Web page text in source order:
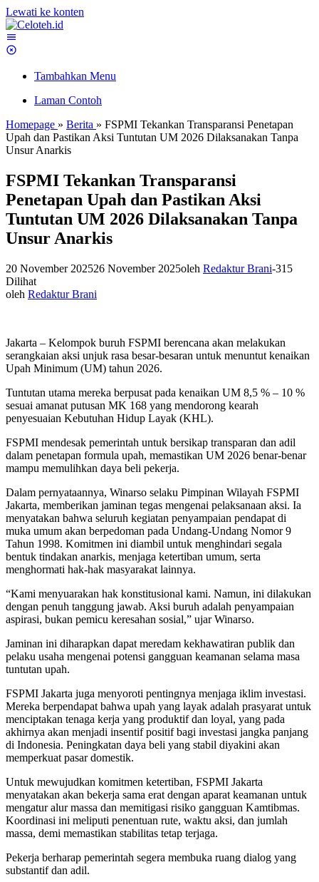
Lewati ke konten
Tambahkan Menu
Laman Contoh
Homepage » Berita » FSPMI Tekankan Transparansi Penetapan
Upah dan Pastikan Aksi Tuntutan UM 2026 Dilaksanakan Tanpa
Unsur Anarkis
FSPMI Tekankan Transparansi
Penetapan Upah dan Pastikan Aksi
Tuntutan UM 2026 Dilaksanakan Tanpa
Unsur Anarkis
20 November 202526 November 2025oleh Redaktur Brani-315
Dilihat
oleh Redaktur Brani
Jakarta – Kelompok buruh FSPMI berencana akan melakukan
serangkaian aksi unjuk rasa besar-besaran untuk menuntut kenaikan
Upah Minimum (UM) tahun 2026.
Tuntutan utama mereka berpusat pada kenaikan UM 8,5 % – 10 %
sesuai amanat putusan MK 168 yang mendorong kearah
penyesuaian Kebutuhan Hidup Layak (KHL).
FSPMI mendesak pemerintah untuk bersikap transparan dan adil
dalam penetapan formula upah, memastikan UM 2026 benar-benar
mampu memulihkan daya beli pekerja.
Dalam pernyataannya, Winarso selaku Pimpinan Wilayah FSPMI
Jakarta, memberikan jaminan tegas mengenai pelaksanaan aksi. Ia
menyatakan bahwa seluruh kegiatan penyampaian pendapat di
muka umum akan berpedoman pada Undang-Undang Nomor 9
Tahun 1998. Komitmen ini diambil untuk menghindari segala
bentuk tindakan anarkis, menjaga ketertiban umum, serta
menghormati hak-hak masyarakat lainnya.
“Kami menyuarakan hak konstitusional kami. Namun, ini dilakukan
dengan penuh tanggung jawab. Aksi buruh adalah penyampaian
aspirasi, bukan pemicu keresahan sosial,” ujar Winarso.
Jaminan ini diharapkan dapat meredam kekhawatiran publik dan
pelaku usaha mengenai potensi gangguan keamanan selama masa
tuntutan upah.
FSPMI Jakarta juga menyoroti pentingnya menjaga iklim investasi.
Mereka berpendapat bahwa upah yang layak adalah prasyarat untuk
menciptakan tenaga kerja yang produktif dan loyal, yang pada
akhirnya akan menjadi insentif positif bagi investasi jangka panjang
di Indonesia. Peningkatan daya beli yang stabil diyakini akan
memperkuat pasar domestik.
Untuk mewujudkan komitmen ketertiban, FSPMI Jakarta
menyatakan akan bekerja sama erat dengan aparat keamanan untuk
mengatur alur massa dan memitigasi risiko gangguan Kamtibmas.
Koordinasi ini meliputi penentuan rute, waktu aksi, dan jumlah
massa, demi memastikan stabilitas tetap terjaga.
Pekerja berharap pemerintah segera membuka ruang dialog yang
substantif dan adil.